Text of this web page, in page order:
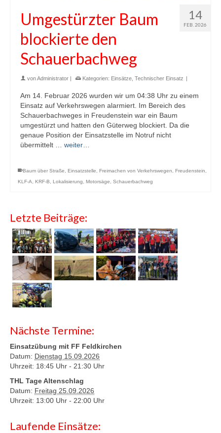
14
FEB. 2026
Umgestürzter Baum
blockierte den
Schauerbachweg
vonAdministrator | Kategorien: Einsätze Technischer Einsatz |
Am 14. Februar 2026 wurden wir um 04:38 Uhr zu einem
Einsatz auf Verkehrswegen alarmiert. Im Bereich des
Schauerbachweges in Freudenstein war ein Baum
umgestürzt und hatten den Güterweg blockiert. Da die
genaue Position der Einsatzstelle im Notruf nicht
übermittelt … weiter…
Baum über Straße Einsatzstelle Freimachen von Verkehrswegen Freudenstein
KLF-A
KRF-B Lokalisierung Motorsäge Schauerbachweg
Letzte Beiträge:
Nächste Termine:
Einsatzübung mit FF Feldkirchen
Datum: Dienstag 15.09.2026
Uhrzeit: 18:45 Uhr - 21:30 Uhr
THL Tage Altenschlag
Datum: Freitag 25.09.2026
Uhrzeit: 13:00 Uhr - 22:00 Uhr
Laufende Einsätze: